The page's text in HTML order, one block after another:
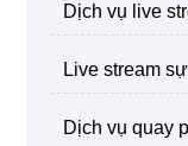
dịch vụ live
live stream
dịch vụ quay